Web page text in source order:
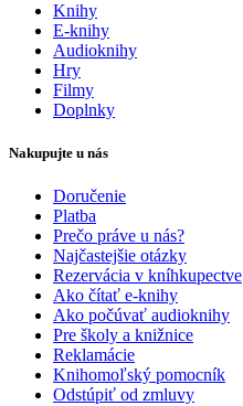
Knihy
E-knihy
Audioknihy
Hry
Filmy
Doplnky
Nakupujte u nás
Doručenie
Platba
Prečo práve u nás?
Najčastejšie otázky
Rezervácia v kníhkupectve
Ako čítať e-knihy
Ako počúvať audioknihy
Pre školy a knižnice
Reklamácie
Knihomoľský pomocník
Odstúpiť od zmluvy